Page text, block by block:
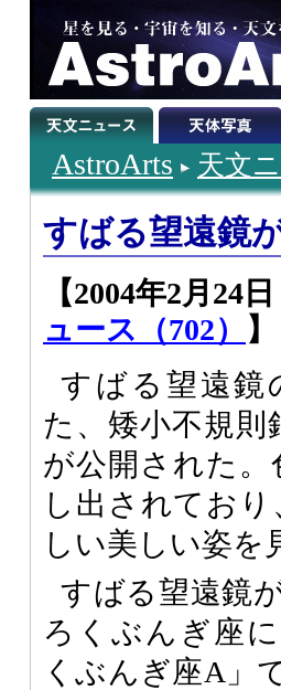
AstroArts 天文
すばる望遠鏡
【2004年2月24日
ュース（702）
】
すばる望遠鏡
た、矮小不規
が公開された
し出されてお
しい美しい姿を
すばる望遠鏡
ろくぶんぎ座
くぶんぎ座A」